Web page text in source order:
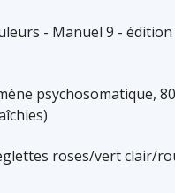
- Manuel 9 -
psychosomatique,
roses/vert clair/